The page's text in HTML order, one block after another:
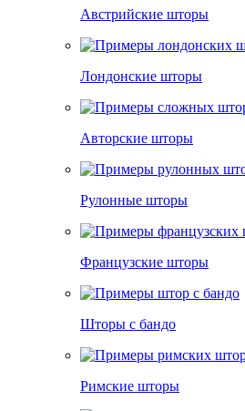
Австрийские шторы
Лондонские шторы
Авторские шторы
Рулонные шторы
Французские шторы
Шторы с бандо
Римские шторы